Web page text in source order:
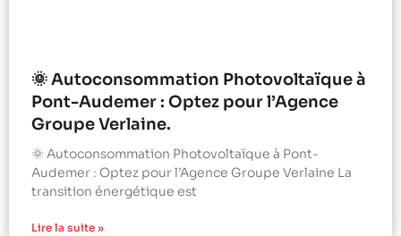
🌞 Autoconsommation Photovoltaïque à
Pont-Audemer : Optez pour l’Agence
Groupe Verlaine.
🌞 Autoconsommation Photovoltaïque à Pont-
Audemer : Optez pour l’Agence Groupe Verlaine La
transition énergétique est
Lire la suite »